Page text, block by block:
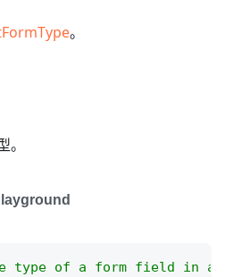
。
type of a form field in a